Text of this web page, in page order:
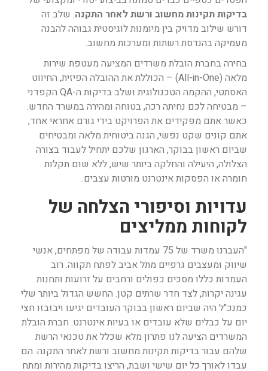
בדיקות תקינות מחשוב ורשת לאחר התקנה. שלב זה
דורש שילוב מדויק בין מיומנות לוגיסטית גבוהה להבנה
מעמיקה בהנדסת רשתות ומערכות מחשוב.
בחירה בחברת הובלת משרדים המציעה מעטפת שירות
מלאה (All-in-One) – הכוללת את ההובלה הפיזית, החיווט
האסתטי, ההקמה הטכנולוגית ושלב בדיקות ה-QA הקפדני
– מבטיחה לכם נחיתה רכה, בטוחה ומהירה במשרד החדש.
כאשר אתם מפקידים את הפרויקט בידי גורם אחראי אחד,
אתם קונים שקט נפשי, הגנה ביטוחית מלאה ומבטיחים
שביום ראשון בבוקר, הארגון שלכם יתחיל לעבוד בצורה
הצלולה, היעילה והחלקה ביותר שיש, ללא שום תקלות
חומרה או הפסקות אינטרנט מורטות עצבים.
עדויות וסיפורי הצלחה של
לקוחות ממליצים
"העברנו משרד של 75 עמדות עבודה של מפתחים, אנשי
שיווק ומעצבים גרפיים מתל אביב לפתח תקווה. רוב
העמדות כללו מסכים כפולים ורחבים על זרועות ותחנות
עגינה יקרות, לצד חדר שרתים קטן. החשש הגדול ביותר שלי
כמנכ"ל היה שביום ראשון בבוקר העובדים יגיעו ויבזבזו חצי
יום על כבלים שלא עובדים או בעיות אינטרנט. חברת הובלת
המשרדים הציעה לנו פתרון מלא שכלל את טכנאי הרשת
שלהם עבור בדיקות תקינות מחשוב ורשת לאחר התקנה. הם
עבדו לאורך כל יום שישי ושבת, הריצו בדיקות מהירות ומתח